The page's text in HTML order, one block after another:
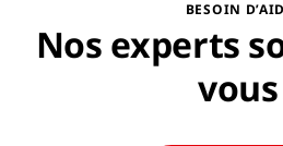
BESOIN
Nos experts
vous